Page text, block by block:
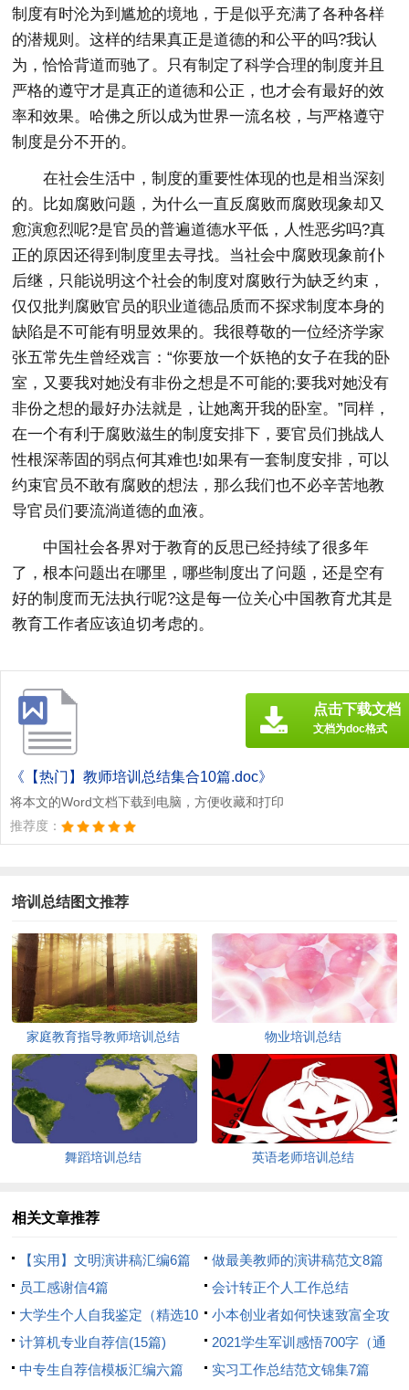
制度有时沦为到尴尬的境地，于是似乎充满了各种各样
的潜规则。这样的结果真正是道德的和公平的吗?我认
为，恰恰背道而驰了。只有制定了科学合理的制度并且
严格的遵守才是真正的道德和公正，也才会有最好的效
率和效果。哈佛之所以成为世界一流名校，与严格遵守
制度是分不开的。
在社会生活中，制度的重要性体现的也是相当深刻
的。比如腐败问题，为什么一直反腐败而腐败现象却又
愈演愈烈呢?是官员的普遍道德水平低，人性恶劣吗?真
正的原因还得到制度里去寻找。当社会中腐败现象前仆
后继，只能说明这个社会的制度对腐败行为缺乏约束，
仅仅批判腐败官员的职业道德品质而不探求制度本身的
缺陷是不可能有明显效果的。我很尊敬的一位经济学家
张五常先生曾经戏言：“你要放一个妖艳的女子在我的卧
室，又要我对她没有非份之想是不可能的;要我对她没有
非份之想的最好办法就是，让她离开我的卧室。”同样，
在一个有利于腐败滋生的制度安排下，要官员们挑战人
性根深蒂固的弱点何其难也!如果有一套制度安排，可以
约束官员不敢有腐败的想法，那么我们也不必辛苦地教
导官员们要流淌道德的血液。
中国社会各界对于教育的反思已经持续了很多年
了，根本问题出在哪里，哪些制度出了问题，还是空有
好的制度而无法执行呢?这是每一位关心中国教育尤其是
教育工作者应该迫切考虑的。
《【热门】教师培训总结集合10篇.doc》
将本文的Word文档下载到电脑，方便收藏和打印
推荐度：
点击下载文档
文档为doc格式
培训总结图文推荐
家庭教育指导教师培训总结 物业培训总结
舞蹈培训总结 英语老师培训总结
相关文章推荐
【实用】文明演讲稿汇编6篇
做最美教师的演讲稿范文8篇
员工感谢信4篇
会计转正个人工作总结
大学生个人自我鉴定（精选10
篇）
小本创业者如何快速致富全攻
略
计算机专业自荐信(15篇)
2021学生军训感悟700字（通
用6篇）
中专生自荐信模板汇编六篇
实习工作总结范文锦集7篇